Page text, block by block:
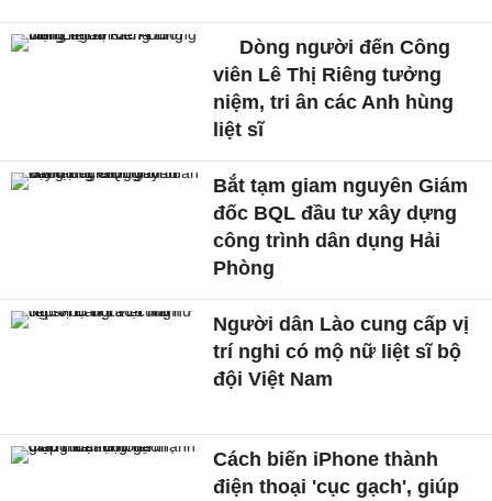
Dòng người đến Công
viên Lê Thị Riêng tưởng
niệm, tri ân các Anh hùng
liệt sĩ
Bắt tạm giam nguyên Giám
đốc BQL đầu tư xây dựng
công trình dân dụng Hải
Phòng
Người dân Lào cung cấp vị
trí nghi có mộ nữ liệt sĩ bộ
đội Việt Nam
Cách biến iPhone thành
điện thoại 'cục gạch', giúp